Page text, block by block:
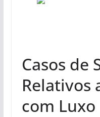
Casos de
Relativos
com Luxo